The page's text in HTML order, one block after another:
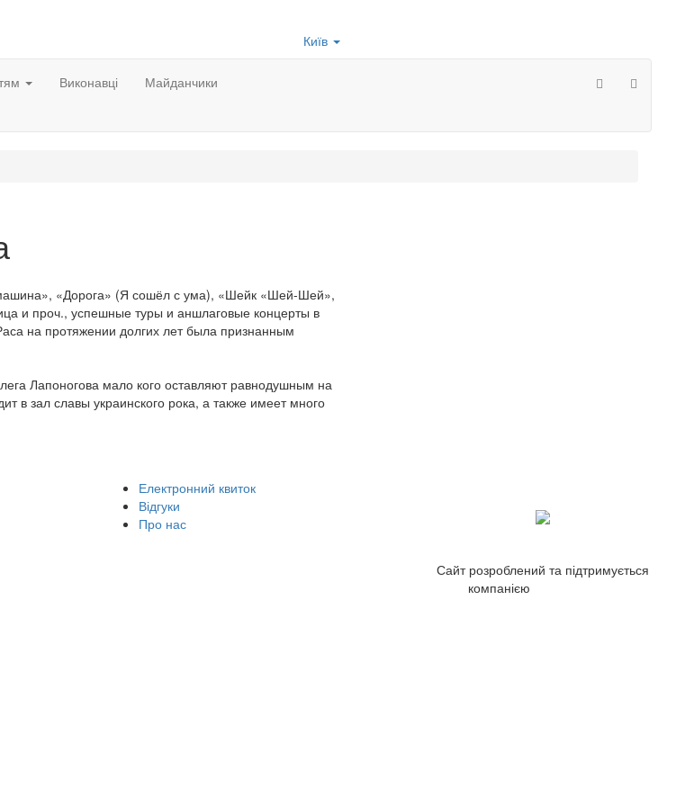
Київ
Виконавці Майданчики
«Дорога» (Я сошёл с ума), «Шейк «Шей-Шей»,
и проч., успешные туры и аншлаговые концерты в
на протяжении долгих лет была признанным
Лапоногова мало кого оставляют равнодушным на
в зал славы украинского рока, а также имеет много
Електронний квиток
Відгуки
Про нас
Сайт розроблений та підтримується
компанією